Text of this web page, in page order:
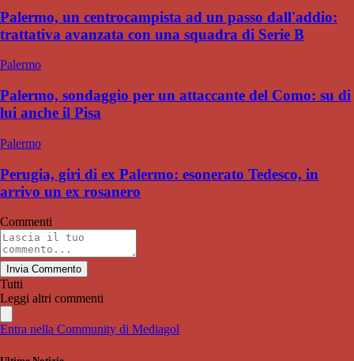
Palermo, un centrocampista ad un passo dall'addio:
trattativa avanzata con una squadra di Serie B
Palermo
Palermo, sondaggio per un attaccante del Como: su di
lui anche il Pisa
Palermo
Perugia, giri di ex Palermo: esonerato Tedesco, in
arrivo un ex rosanero
Commenti
Invia Commento
Tutti
Leggi altri commenti
Entra nella Community di Mediagol